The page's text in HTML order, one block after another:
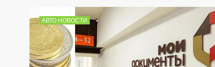
АВТО НОВОСТИ